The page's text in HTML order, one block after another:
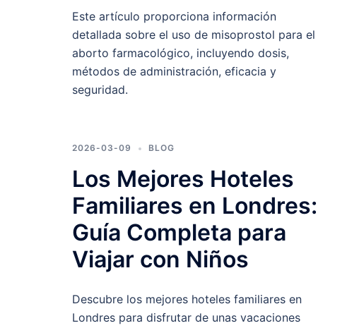
Este artículo proporciona información
detallada sobre el uso de misoprostol para el
aborto farmacológico, incluyendo dosis,
métodos de administración, eficacia y
seguridad.
2026-03-09 BLOG
Los Mejores Hoteles
Familiares en Londres:
Guía Completa para
Viajar con Niños
Descubre los mejores hoteles familiares en
Londres para disfrutar de unas vacaciones